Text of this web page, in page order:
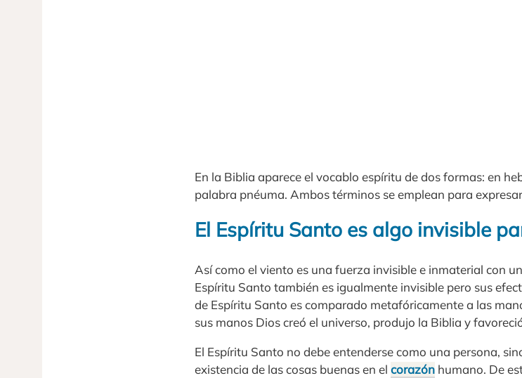
En la Biblia aparece el vocablo espíritu de dos formas: en
palabra pnéuma. Ambos términos se emplean para
El Espíritu Santo es algo invisible
Así como el viento es una fuerza invisible e inmaterial con
Espíritu Santo también es igualmente invisible pero sus
de Espíritu Santo es comparado metafóricamente a las
sus manos Dios creó el universo, produjo la Biblia y
El Espíritu Santo no debe entenderse como una persona,
existencia de las cosas buenas en el corazón humano. De